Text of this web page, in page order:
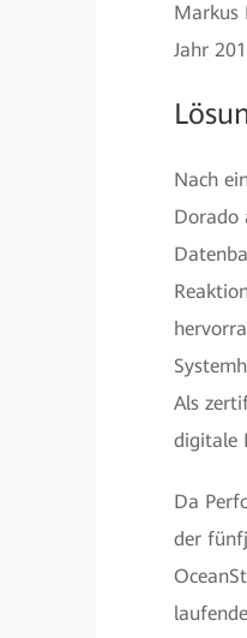
Markus
Jahr
Nach
Dorado
Als
digitale
Da
der